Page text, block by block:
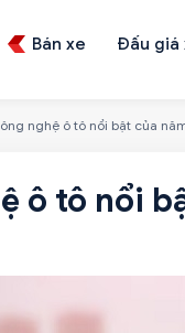
Bán xe Đấu giá
nghệ ô tô nổi bật của
ô tô nổi